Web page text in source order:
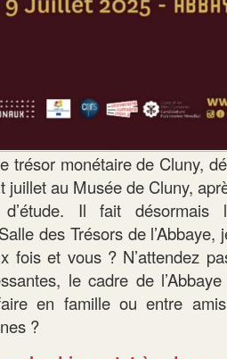
trésor monétaire de Cluny,
juillet au Musée de Cluny,
Il fait désormais
des Trésors de l’Abbaye,
fois et vous ? N’attendez
le cadre de
en famille ou entre
?